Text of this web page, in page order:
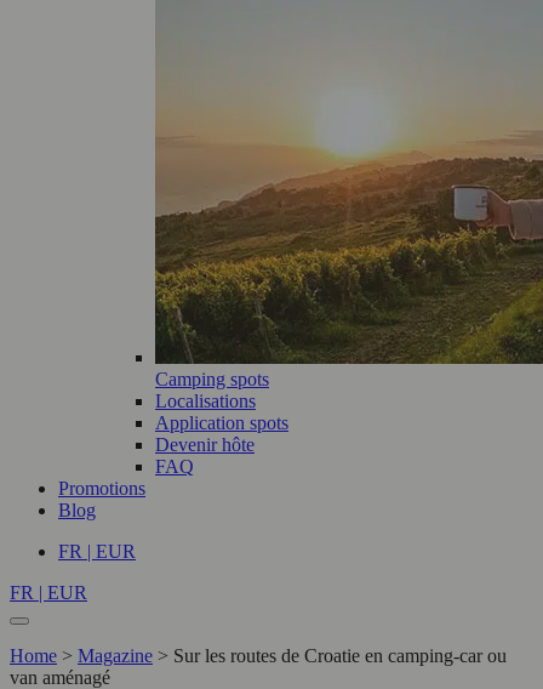
Camping spots
Localisations
Application spots
Devenir hôte
FAQ
Promotions
Blog
FR | EUR
FR | EUR
Home > Magazine > Sur les routes de Croatie en camping-car ou
van aménagé